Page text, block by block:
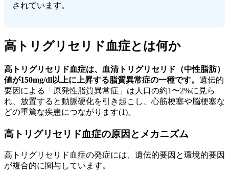
されています。
高トリグリセリド血症とは何か
高トリグリセリド血症は、血清トリグリセリド（中性脂肪）
値が150mg/dl以上に上昇する脂質異常症の一種です。 遺伝的
要因による「原発性脂質異常症」は人口の約1〜2%に見ら
れ、放置すると動脈硬化を引き起こし、心筋梗塞や脳梗塞な
どの重篤な疾患につながります(1)。
高トリグリセリド血症の原因とメカニズム
高トリグリセリド血症の発症には、遺伝的要因と環境的要因
が複合的に関与しています。